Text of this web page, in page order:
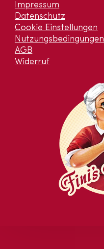
Impressum
Datenschutz
Cookie Einstellungen
Nutzungsbedingungen
AGB
Widerruf